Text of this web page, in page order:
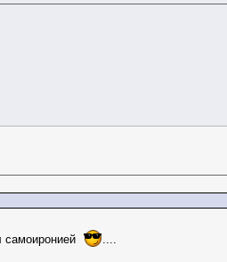
самоиронией ....